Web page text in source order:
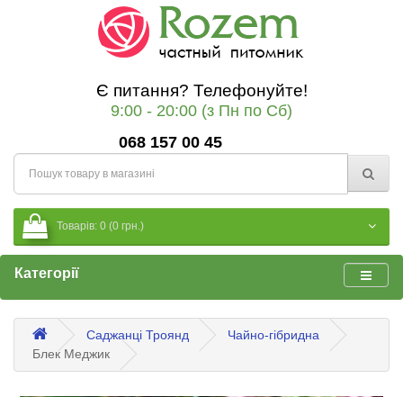
Є питання? Телефонуйте!
9:00 - 20:00 (з Пн по Сб)
068 157 00 45
Товарів: 0 (0 грн.)
Категорії
Саджанці Троянд
Чайно-гібридна
Блек Меджик